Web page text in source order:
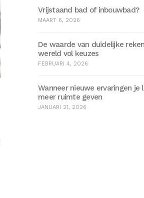
Vrijstaand bad of inbouwbad?
MAART 6, 2026
De waarde van duidelijke
wereld vol keuzes
FEBRUARI 4, 2026
Wanneer nieuwe ervaringen je
meer ruimte geven
JANUARI 21, 2026